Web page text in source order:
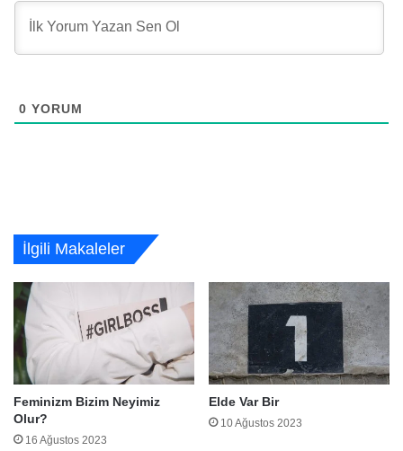
0 YORUM
İlgili Makaleler
Feminizm Bizim Neyimiz
Olur?
16 Ağustos 2023
Elde Var Bir
10 Ağustos 2023